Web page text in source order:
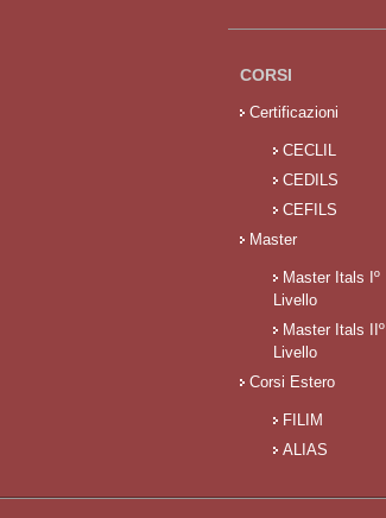
CORSI
Certificazioni
CECLIL
CEDILS
CEFILS
Master
Master Itals Iº
Livello
Master Itals IIº
Livello
Corsi Estero
FILIM
ALIAS